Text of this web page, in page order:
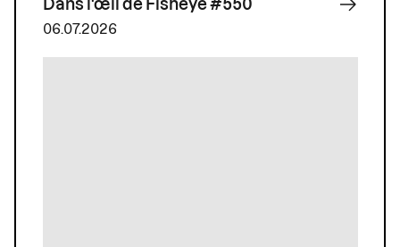
Dans l'œil de Fisheye #550
06.07.2026